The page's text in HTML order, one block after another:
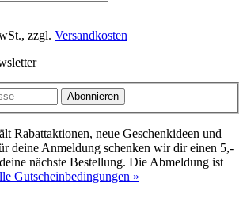
zzgl. Versandkosten
Abonnieren
Rabattaktionen, neue Geschenkideen und
deine Anmeldung schenken wir dir einen 5,-
nächste Bestellung. Die Abmeldung ist
Gutscheinbedingungen »